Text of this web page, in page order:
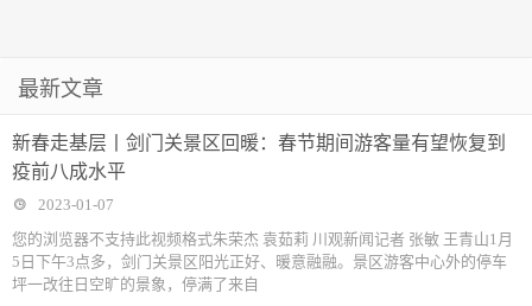
最新文章
新春走基层丨剑门关景区回暖：春节期间游客量有望恢复到
疫前八成水平
2023-01-07
您的浏览器不支持此视频格式朱荣杰 袁茹莉 川观新闻记者 张敏 王青山1月
5日下午3点多，剑门关景区阳光正好、暖意融融。景区游客中心外的停车
坪一改往日空旷的景象，停满了来自